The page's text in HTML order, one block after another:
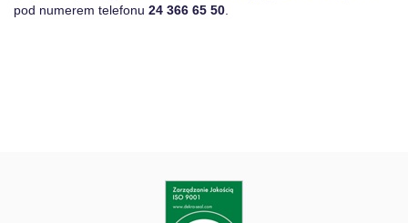
pod numerem telefonu 24 366 65 50